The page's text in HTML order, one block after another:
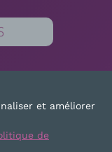
LÉGALES
et améliorer
de